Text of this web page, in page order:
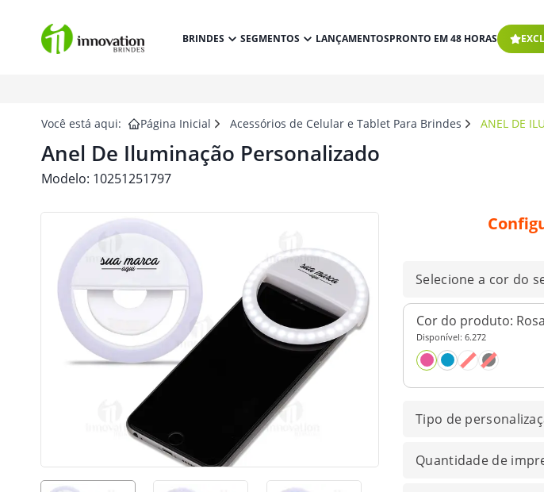
BRINDES SEGMENTOS LANÇAMENTOSPRONTO EM 48 HORAS
Você está aqui: Página Inicial Acessórios de Celular e Tablet Para Brindes ANEL DE
Anel De Iluminação Personalizado
Modelo: 10251251797
Selecione a cor do
Cor do produto: Rosa
Disponível: 6.272
Tipo de
Quantidade de